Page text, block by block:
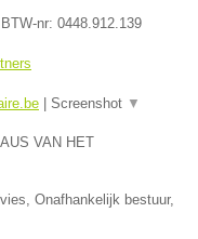
nr: 0448.912.139
Screenshot ▼
VAN HET
Onafhankelijk bestuur,